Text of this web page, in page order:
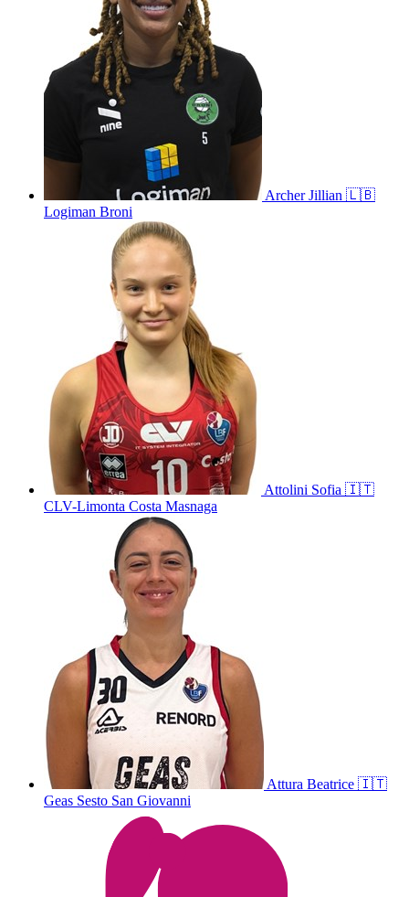
ArcherJillian 🇱🇧
Logiman Broni
Attolini Sofia 🇮🇹
CLV-Limonta Costa Masnaga
Attura Beatrice 🇮🇹
Geas Sesto San Giovanni